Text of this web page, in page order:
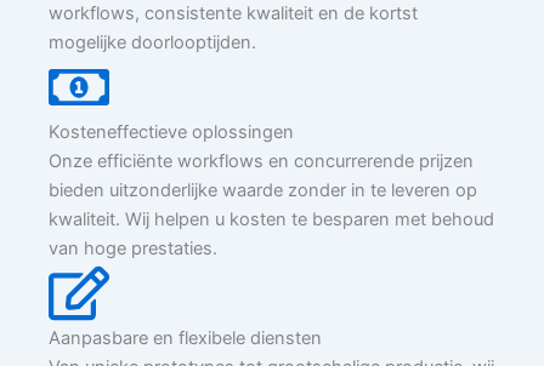
workflows, consistente kwaliteit en de kortst
mogelijke doorlooptijden.
Kosteneffectieve oplossingen
Onze efficiënte workflows en concurrerende prijzen
bieden uitzonderlijke waarde zonder in te leveren op
kwaliteit. Wij helpen u kosten te besparen met behoud
van hoge prestaties.
Aanpasbare en flexibele diensten